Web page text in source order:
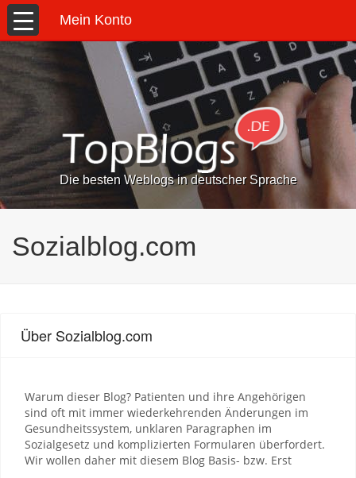
Mein Konto
Die besten Weblogs in deutscher Sprache
Sozialblog.com
Über Sozialblog.com
Warum dieser Blog? Patienten und ihre Angehörigen
sind oft mit immer wiederkehrenden Änderungen im
Gesundheitssystem, unklaren Paragraphen im
Sozialgesetz und komplizierten Formularen überfordert.
Wir wollen daher mit diesem Blog Basis- bzw. Erst